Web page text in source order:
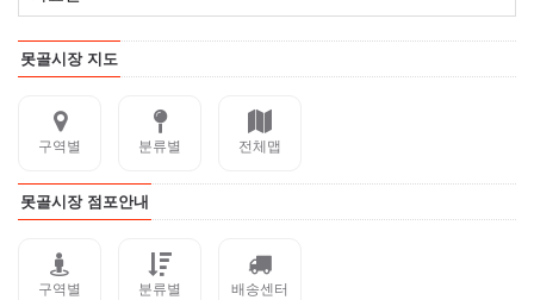
못골시장 지도
구역별 분류별 전체맵
못골시장 점포안내
구역별 분류별 배송센터